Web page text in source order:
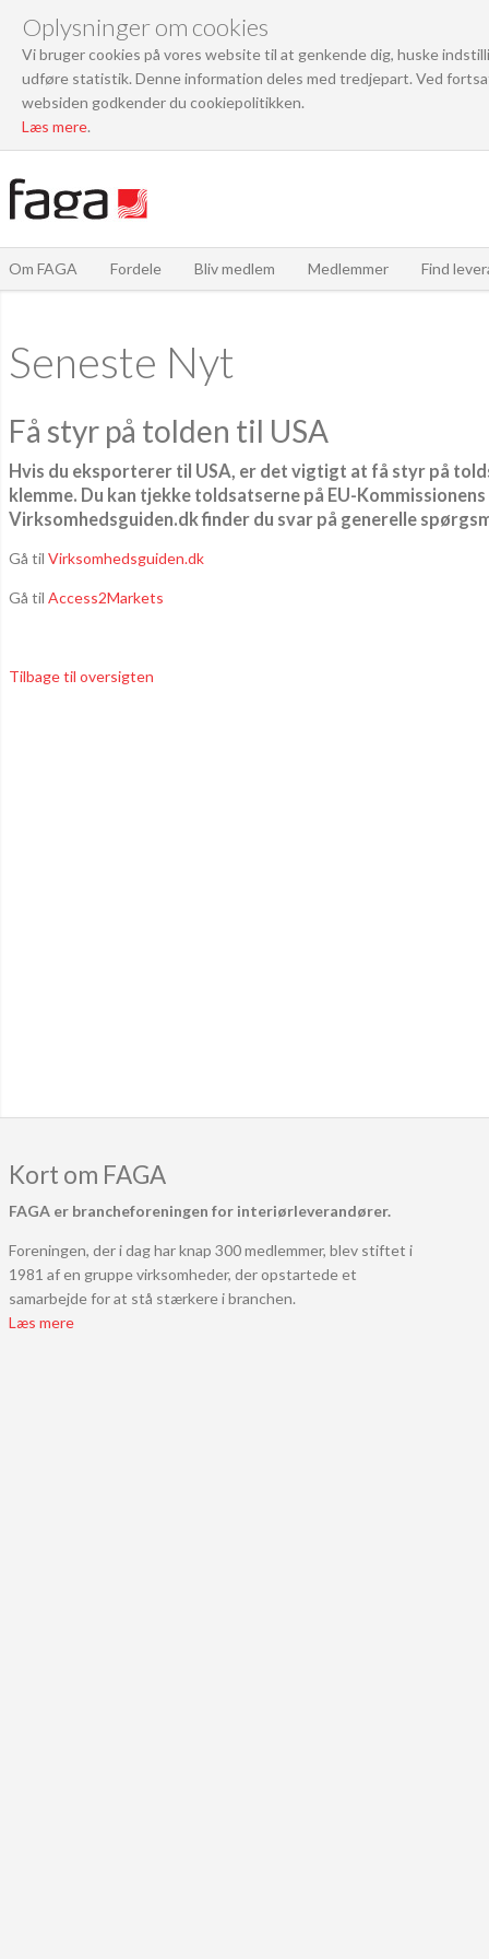
Oplysninger om cookies
Vi bruger cookies på vores website til at genkende dig, huske
udføre statistik. Denne information deles med tredjepart. Ved
websiden godkender du cookiepolitikken.
Læs mere.
Om FAGA Fordele Bliv medlem Medlemmer Find
Seneste Nyt
Få styr på tolden til USA
Hvis du eksporterer til USA, er det vigtigt at få styr på
klemme. Du kan tjekke toldsatserne på EU-Kommissionens
Virksomhedsguiden.dk finder du svar på generelle
Gå til Virksomhedsguiden.dk
Gå til Access2Markets
Tilbage til oversigten
Kort om FAGA
FAGA er brancheforeningen for interiørleverandører.
Foreningen, der i dag har knap 300 medlemmer, blev stiftet i
1981 af en gruppe virksomheder, der opstartede et
samarbejde for at stå stærkere i branchen.
Læs mere